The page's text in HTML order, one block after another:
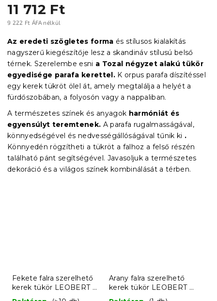
11 712 Ft
9 222 Ft ÁFA nélkül
Az eredeti szögletes forma és stílusos kialakítás
nagyszerű kiegészítője lesz a skandináv stílusú belső
térnek. Szerelembe esni a Tozal négyzet alakú tükör
egyedisége parafa kerettel. K orpus parafa díszítéssel
egy kerek tükröt ölel át, amely megtalálja a helyét a
fürdőszobában, a folyosón vagy a nappaliban.
A természetes színek és anyagok harmóniát és
egyensúlyt teremtenek. A parafa rugalmasságával,
könnyedségével és nedvességállóságával tűnik ki .
Könnyedén rögzítheti a tükröt a falhoz a felső részén
található pánt segítségével. Javasoljuk a természetes
dekoráció és a világos színek kombinálását a térben.
Fekete falra szerelhető
kerek tükör LEOBERT –
különböző méretekben
Arany falra szerelhető
kerek tükör LEOBERT –
különböző méretekben